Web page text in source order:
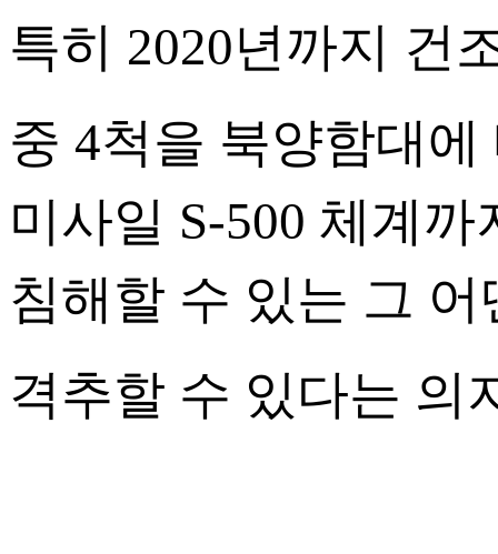
특히 2020년까지 건
중 4척을 북양함대
미사일 S-500 체계
침해할 수 있는 그
격추할 수 있다는 의